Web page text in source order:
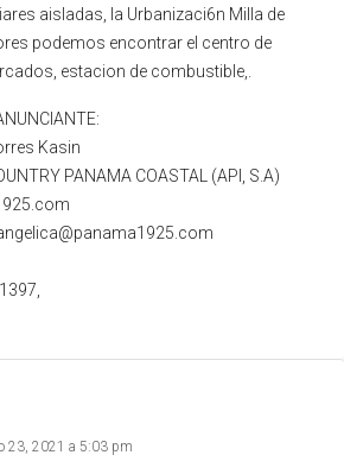
aisladas, la Urbanizaci6n Milla de
podemos encontrar el centro de
estacion de combustible,.
Kasin
PANAMA COASTAL (API, S.A)
23, 2021 a 5:03 pm